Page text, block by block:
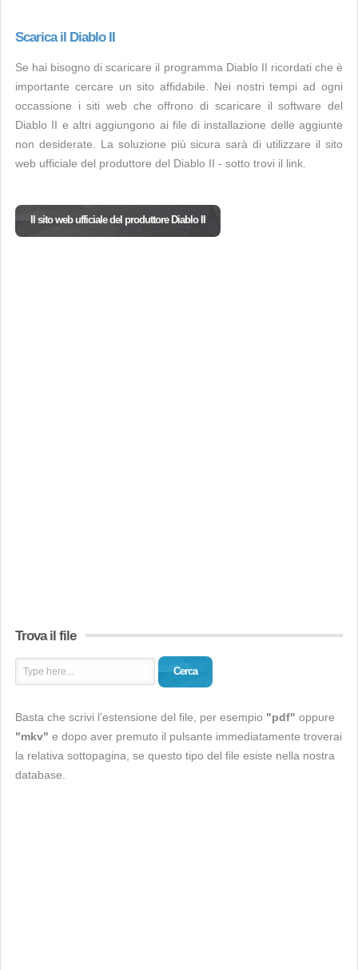
Scarica il Diablo II
Se hai bisogno di scaricare il programma Diablo II ricordati che è
importante cercare un sito affidabile. Nei nostri tempi ad ogni
occassione i siti web che offrono di scaricare il software del
Diablo II e altri aggiungono ai file di installazione delle aggiunte
non desiderate. La soluzione più sicura sarà di utilizzare il sito
web ufficiale del produttore del Diablo II - sotto trovi il link.
Il sito web ufficiale del produttore Diablo II
Trova il file
Cerca
Basta che scrivi l’estensione del file, per esempio "pdf" oppure
"mkv" e dopo aver premuto il pulsante immediatamente troverai
la relativa sottopagina, se questo tipo del file esiste nella nostra
database.